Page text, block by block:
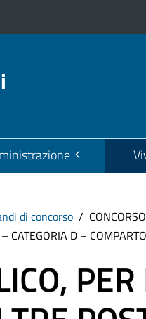
di concorso
CATEGORIA D –